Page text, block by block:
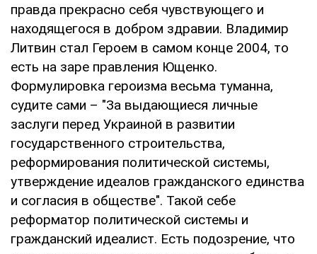
правда прекрасно себя чувствующего и
находящегося в добром здравии. Владимир
Литвин стал Героем в самом конце 2004, то
есть на заре правления Ющенко.
Формулировка героизма весьма туманна,
судите сами – "За выдающиеся личные
заслуги перед Украиной в развитии
государственного строительства,
реформирования политической системы,
утверждение идеалов гражданского единства
и согласия в обществе". Такой себе
реформатор политической системы и
гражданский идеалист. Есть подозрение, что